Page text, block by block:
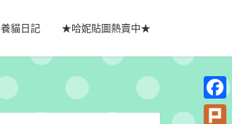
養貓日記 ★哈妮貼圖熱賣中★